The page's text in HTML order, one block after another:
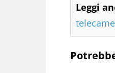
Leggi